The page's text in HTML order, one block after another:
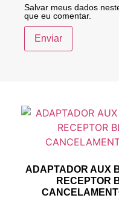
Salvar meus dados
que eu comentar.
ADAPTADOR AUX
RECEPTOR